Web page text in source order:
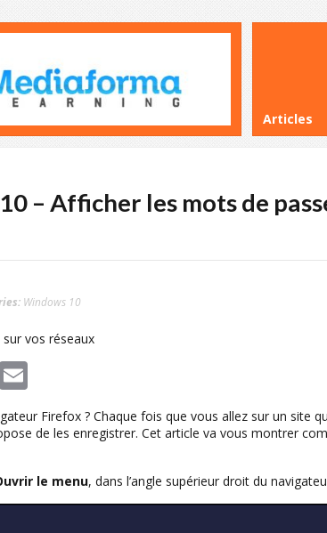
Articles
– Afficher les mots de
Windows 10
vos réseaux
LinkedIn
Firefox ? Chaque fois que vous allez sur un site
de les enregistrer. Cet article va vous montrer
le menu, dans l’angle supérieur droit du